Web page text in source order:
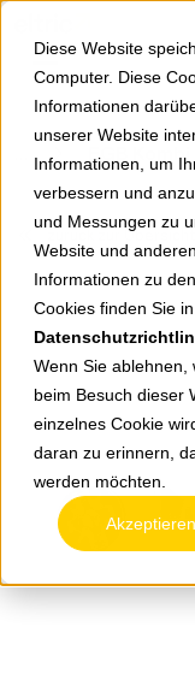
Diese Website
Computer. Diese
Informationen
unserer Website
Informationen, um
verbessern und
und Messungen zu
Website und
Informationen zu
Cookies finden Sie
Wenn Sie ablehnen,
beim Besuch dieser
einzelnes Cookie
daran zu erinnern,
werden möchten.
Akzeptieren
Springe zu Hauptinhalt
zurück zur Übersicht